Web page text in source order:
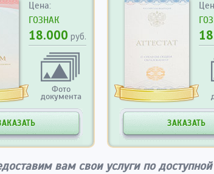
Цена:
ГОЗНАК
18.000 руб.
Фото
документа
ЗАКАЗАТЬ
вам свои услуги по